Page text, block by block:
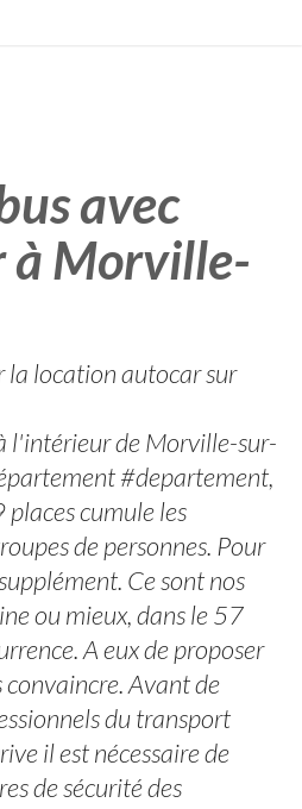
avec
à Morville-
la location autocar sur
l'intérieur de Morville-sur-
#departement,
cumule les
de personnes. Pour
Ce sont nos
ou mieux, dans le 57
A eux de proposer
Avant de
du transport
il est nécessaire de
de sécurité des